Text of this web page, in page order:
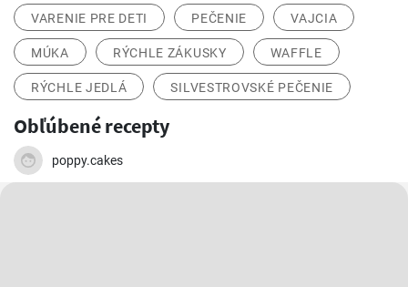
VARENIE PRE DETI PEČENIE VAJCIA
MÚKA RÝCHLE ZÁKUSKY WAFFLE
RÝCHLE JEDLÁ SILVESTROVSKÉ PEČENIE
Obľúbené recepty
poppy.cakes